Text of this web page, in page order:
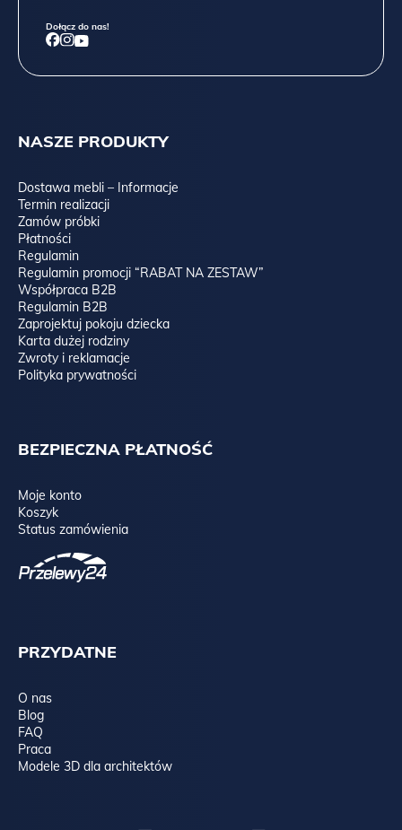
NASZE PRODUKTY
Dostawa mebli – Informacje
Termin realizacji
Zamów próbki
Płatności
Regulamin
Regulamin promocji “RABAT NA ZESTAW”
Współpraca B2B
Regulamin B2B
Zaprojektuj pokoju dziecka
Karta dużej rodziny
Zwroty i reklamacje
Polityka prywatności
BEZPIECZNA PŁATNOŚĆ
Moje konto
Koszyk
Status zamówienia
PRZYDATNE
O nas
Blog
FAQ
Praca
Modele 3D dla architektów
Dołącz do nas!